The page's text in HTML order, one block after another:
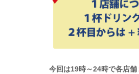
今回は19時～24時で各店